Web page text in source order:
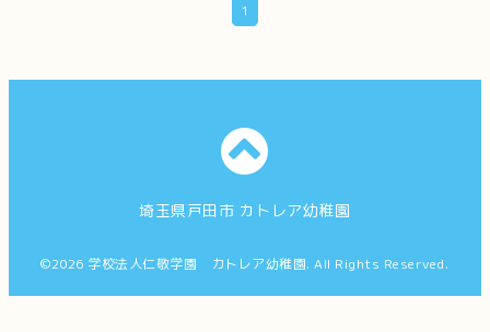
1
埼玉県戸田市 カトレア幼稚園
©2026 学校法人仁敬学園 カトレア幼稚園. All Rights Reserved.